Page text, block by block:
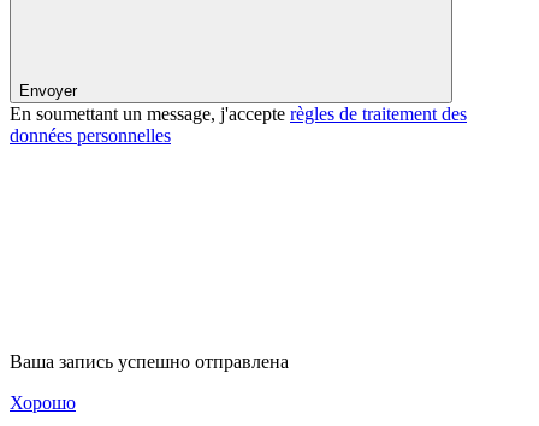
Envoyer
En soumettant un message, j'accepte règles de traitement des
données personnelles
Ваша запись успешно отправлена
Хорошо